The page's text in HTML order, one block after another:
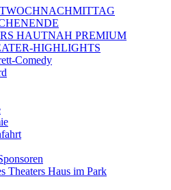
HAUTNAH PREMIUM
HIGHLIGHTS
Comedy
Theaters Haus im Park